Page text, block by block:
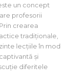
un concept
profesorii
crearea
tradiționale,
lecțiile în mod
și
diferitele